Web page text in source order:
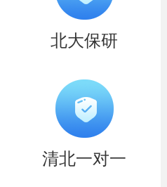
生夏令营）。
伪造材料所造
北大保研
清北一对一